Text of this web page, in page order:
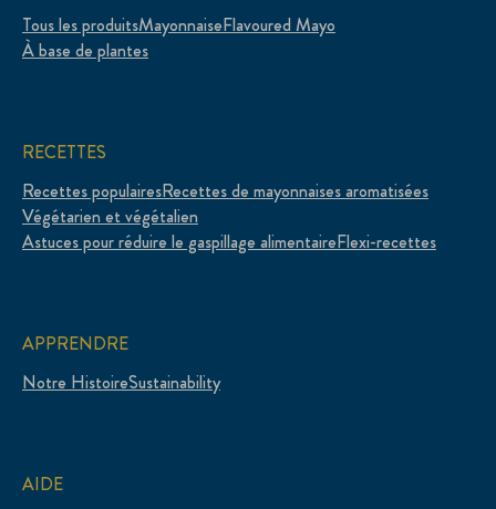
Tous les produitsMayonnaiseFlavoured Mayo
À base de plantes
RECETTES
Recettes populairesRecettes de mayonnaises aromatisées
Végétarien et végétalien
Astuces pour réduire le gaspillage alimentaireFlexi-recettes
APPRENDRE
Notre HistoireSustainability
AIDE